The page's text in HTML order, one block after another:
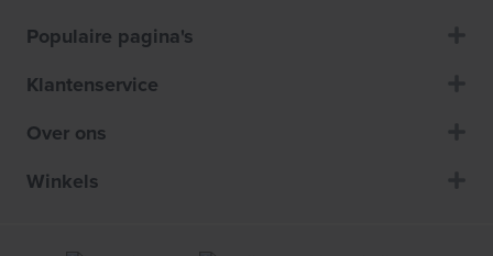
Populaire pagina's
Klantenservice
Over ons
Winkels